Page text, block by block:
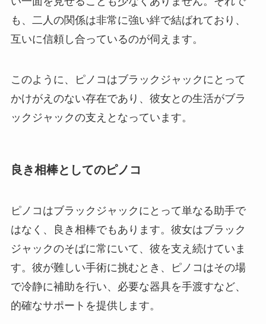
も、二人の関係は非常に強い絆で結ばれており、
互いに信頼し合っているのが伺えます。
このように、ピノコはブラックジャックにとって
かけがえのない存在であり、彼女との生活がブラ
ックジャックの支えとなっています。
良き相棒としてのピノコ
ピノコはブラックジャックにとって単なる助手で
はなく、良き相棒でもあります。彼女はブラック
ジャックのそばに常にいて、彼を支え続けていま
す。彼が難しい手術に挑むとき、ピノコはその場
で冷静に補助を行い、必要な器具を手渡すなど、
的確なサポートを提供します。